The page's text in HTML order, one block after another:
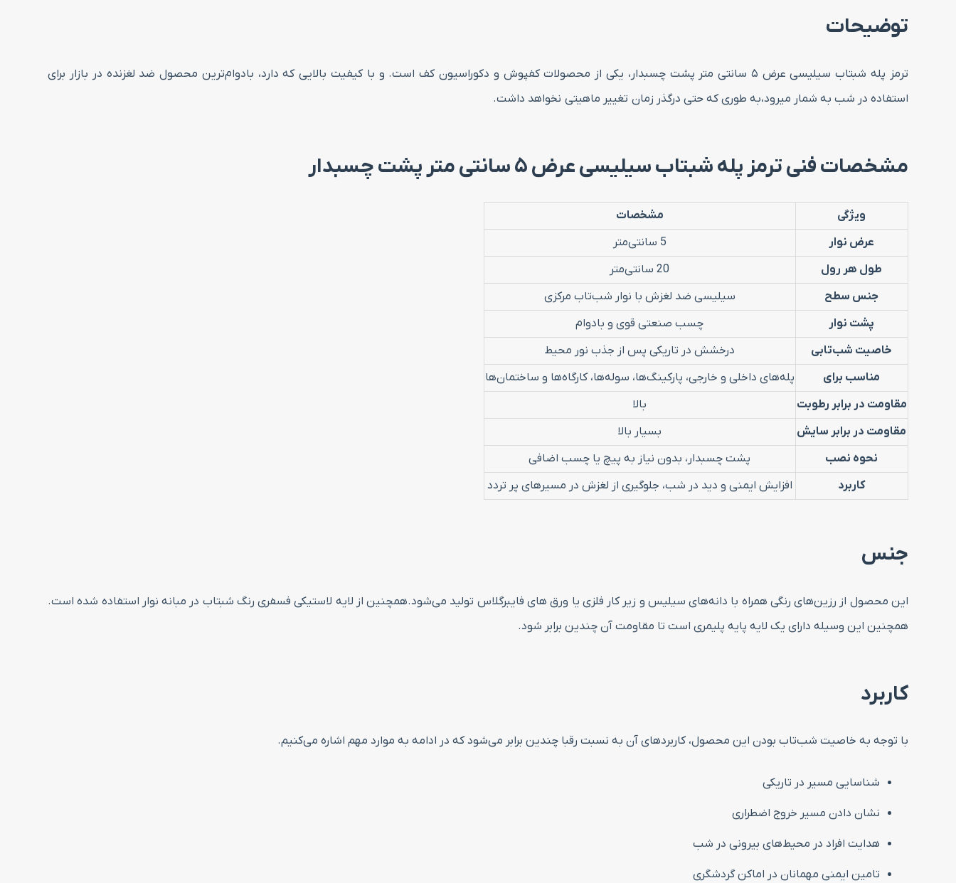
توضیحات
ترمز پله شبتاب سیلیسی عرض ۵ سانتی متر پشت چسبدار، یکی از محصولات کفپوش و دکوراسیون کف است. و با کیفیت بالایی که دارد، بادوام‌ترین محصول ضد لغزنده در بازار برای
استفاده در شب به شمار میرود،به طوری که حتی درگذر زمان تغییر ماهیتی نخواهد داشت.
مشخصات فنی ترمز پله شبتاب سیلیسی عرض ۵ سانتی متر پشت چسبدار
ویژگی
مشخصات
عرض نوار
5 سانتی‌متر
طول هر رول
20 سانتی‌متر
جنس سطح
سیلیسی ضد لغزش با نوار شب‌تاب مرکزی
پشت نوار
چسب صنعتی قوی و بادوام
خاصیت شب‌تابی
درخشش در تاریکی پس از جذب نور محیط
مناسب برای
پله‌های داخلی و خارجی، پارکینگ‌ها، سوله‌ها، کارگاه‌ها و ساختمان‌ها
مقاومت در برابر رطوبت
بالا
مقاومت در برابر سایش
بسیار بالا
نحوه نصب
پشت چسبدار، بدون نیاز به پیچ یا چسب اضافی
کاربرد
افزایش ایمنی و دید در شب، جلوگیری از لغزش در مسیرهای پر تردد
جنس
این محصول از رزین‌های رنگی همراه با دانه‌های سیلیس و زیر کار فلزی یا ورق های فایبرگلاس تولید می‌شود.همچنین از لایه لاستیکی فسفری رنگ شبتاب در مبانه نوار استفاده شده است.
همچنین این وسیله دارای یک لایه پایه پلیمری است تا مقاومت آن چندین برابر شود.
کاربرد
با توجه به خاصیت شب‌تاب بودن این محصول، کاربردهای آن به نسبت رقبا چندین برابر می‌شود که در ادامه به موارد مهم اشاره می‌کنیم.
شناسایی مسیر در تاریکی
نشان دادن مسیر خروج اضطراری
هدایت افراد در محیط‌های بیرونی در شب
تامین ایمنی مهمانان در اماکن گردشگری